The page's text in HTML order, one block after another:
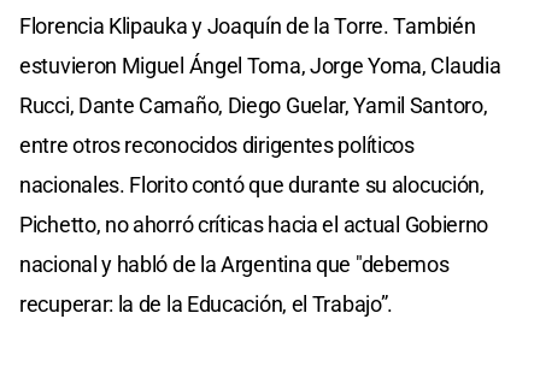
Florencia Klipauka y Joaquín de la Torre. También
estuvieron Miguel Ángel Toma, Jorge Yoma, Claudia
Rucci, Dante Camaño, Diego Guelar, Yamil Santoro,
entre otros reconocidos dirigentes políticos
nacionales. Florito contó que durante su alocución,
Pichetto, no ahorró críticas hacia el actual Gobierno
nacional y habló de la Argentina que "debemos
recuperar: la de la Educación, el Trabajo”.